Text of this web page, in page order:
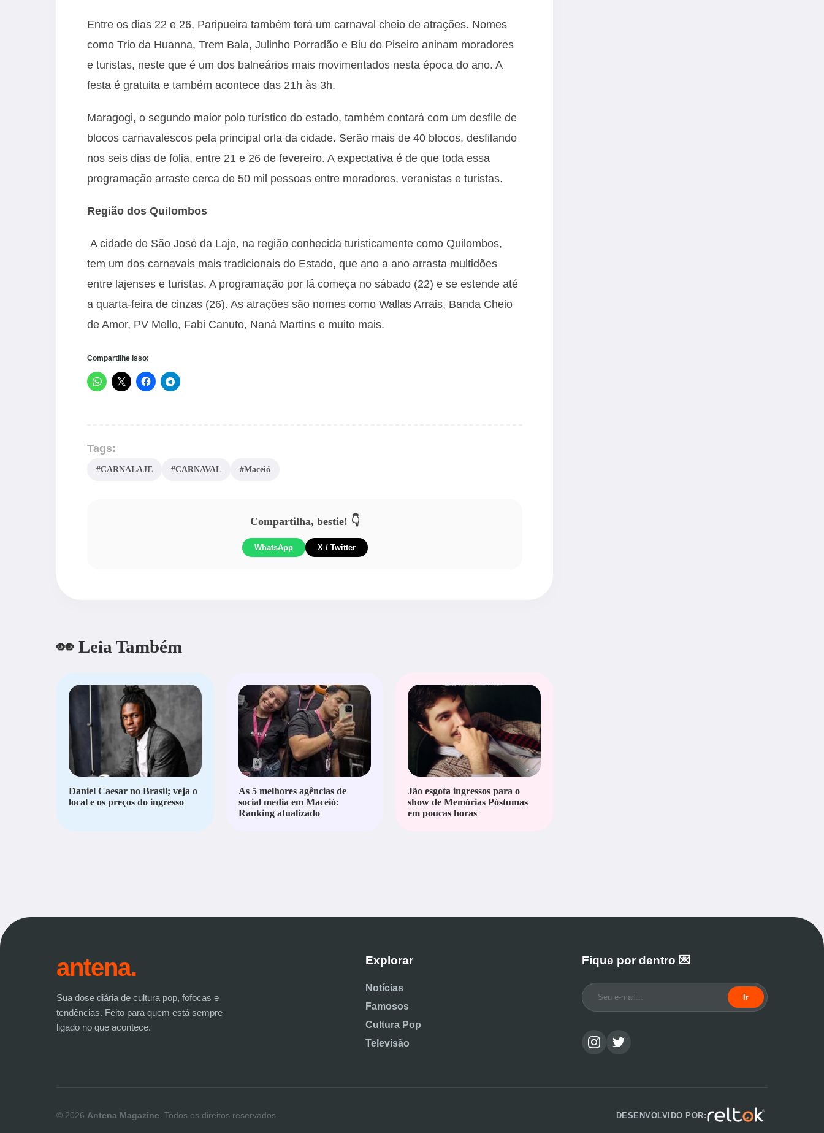
Entre os dias 22 e 26, Paripueira também terá um carnaval cheio de atrações. Nomes
como Trio da Huanna, Trem Bala, Julinho Porradão e Biu do Piseiro aninam moradores
e turistas, neste que é um dos balneários mais movimentados nesta época do ano. A
festa é gratuita e também acontece das 21h às 3h.
Maragogi, o segundo maior polo turístico do estado, também contará com um desfile de
blocos carnavalescos pela principal orla da cidade. Serão mais de 40 blocos, desfilando
nos seis dias de folia, entre 21 e 26 de fevereiro. A expectativa é de que toda essa
programação arraste cerca de 50 mil pessoas entre moradores, veranistas e turistas.
Região dos Quilombos
A cidade de São José da Laje, na região conhecida turisticamente como Quilombos,
tem um dos carnavais mais tradicionais do Estado, que ano a ano arrasta multidões
entre lajenses e turistas. A programação por lá começa no sábado (22) e se estende até
a quarta-feira de cinzas (26). As atrações são nomes como Wallas Arrais, Banda Cheio
de Amor, PV Mello, Fabi Canuto, Naná Martins e muito mais.
Compartilhe isso:
Tags:
#CARNALAJE #CARNAVAL #Maceió
Compartilha, bestie! 👇
WhatsApp X / Twitter
👀 Leia Também
Daniel Caesar no Brasil; veja o
local e os preços do ingresso
As 5 melhores agências de
social media em Maceió:
Ranking atualizado
Jão esgota ingressos para o
show de Memórias Póstumas
em poucas horas
antena.
Sua dose diária de cultura pop, fofocas e
tendências. Feito para quem está sempre
ligado no que acontece.
Explorar
Notícias
Famosos
Cultura Pop
Televisão
Fique por dentro 💌
Ir
© 2026 Antena Magazine . Todos os direitos reservados. DESENVOLVIDO POR: